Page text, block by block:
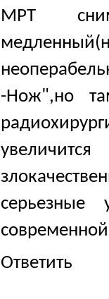
МРТ
-Нож",но
серьезные
Ответить